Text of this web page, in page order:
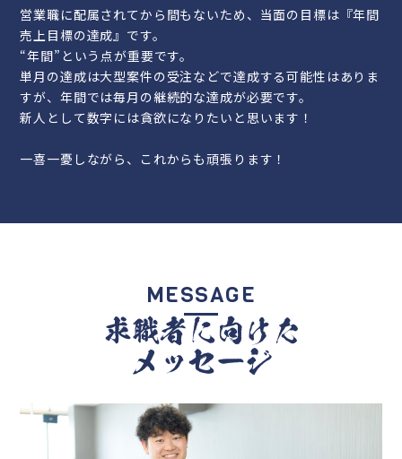
営業職に配属されてから間もないため、当面の目標は『年間
売上目標の達成』です。
“年間”という点が重要です。
単月の達成は大型案件の受注などで達成する可能性はありま
すが、年間では毎月の継続的な達成が必要です。
新人として数字には貪欲になりたいと思います！
一喜一憂しながら、これからも頑張ります！
MESSAGE
求職者に向けた
メッセージ